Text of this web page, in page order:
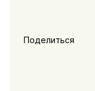
Поделиться